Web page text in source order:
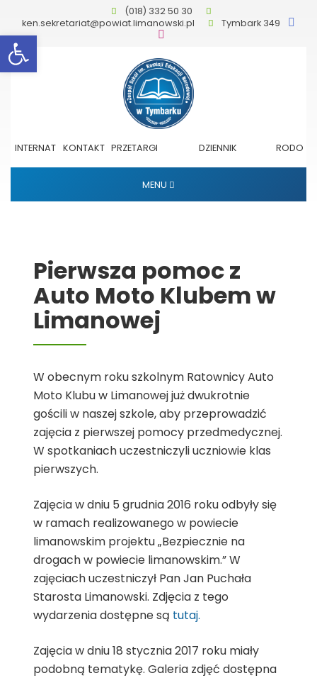
Otwórz pasek narzędzi
(018) 332 50 30
ken.sekretariat@powiat.limanowski.pl
Tymbark 349
INTERNAT KONTAKT PRZETARGI
DZIENNIK
RODO
MENU
Pierwsza pomoc z
Auto Moto Klubem w
Limanowej
W obecnym roku szkolnym Ratownicy Auto
Moto Klubu w Limanowej już dwukrotnie
gościli w naszej szkole, aby przeprowadzić
zajęcia z pierwszej pomocy przedmedycznej.
W spotkaniach uczestniczyli uczniowie klas
pierwszych.
Zajęcia w dniu 5 grudnia 2016 roku odbyły się
w ramach realizowanego w powiecie
limanowskim projektu „Bezpiecznie na
drogach w powiecie limanowskim.” W
zajęciach uczestniczył Pan Jan Puchała
Starosta Limanowski. Zdjęcia z tego
wydarzenia dostępne są tutaj.
Zajęcia w dniu 18 stycznia 2017 roku miały
podobną tematykę. Galeria zdjęć dostępna